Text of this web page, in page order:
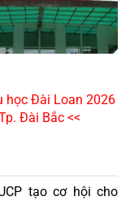
học Đài Loan 2026
Đài Bắc <<
tạo cơ hội cho